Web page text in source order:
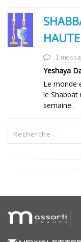
1
Yeshaya
Le monde
le
semaine.